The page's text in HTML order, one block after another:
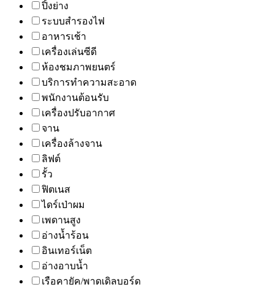
ปิ้งย่าง
ระบบสำรองไฟ
อาหารเช้า
เครื่องเล่นซีดี
ห้องชมภาพยนตร์
บริการทำความสะอาด
พนักงานต้อนรับ
เครื่องปรับอากาศ
จาน
เครื่องล้างจาน
ลิฟต์
รั้ว
ฟิตเนส
ไดร์เป่าผม
เพดานสูง
อ่างน้ำร้อน
อินเทอร์เน็ต
อ่างอาบน้ำ
เรือคายัค/พาดเดิลบอร์ด